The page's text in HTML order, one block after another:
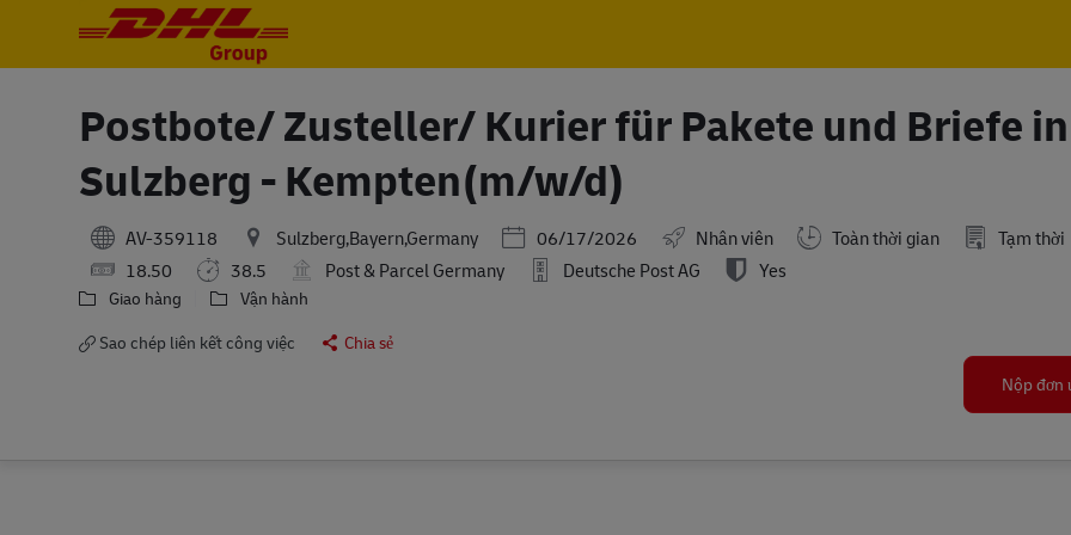
Postbote/ Zusteller/ Kurier für Pakete und Briefe in
Sulzberg - Kempten(m/w/d)
AV-359118 Sulzberg,Bayern,Germany Posted Date
06/17/2026 Nhân viên Toàn thời gian
Tạm thời
18.50
38.5 Post & Parcel Germany Deutsche Post AG Yes
Giao hàng
Vận hành
Sao chép liên kết công việc
Chia sẻ
Nộp đơn